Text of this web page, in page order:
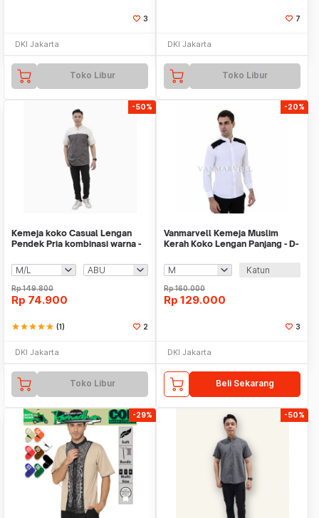
3
DKI Jakarta
Toko Libur
7
DKI Jakarta
Toko Libur
-50%
Kemeja koko Casual Lengan
Pendek Pria kombinasi warna -
Rp149.800
Rp 74.900
starstarstarstarstar (1) 2
DKI Jakarta
Toko Libur
-20%
Vanmarvell Kemeja Muslim
Kerah Koko Lengan Panjang - D-
Katun
Rp160.000
Rp 129.000
3
DKI Jakarta
Beli Sekarang
-29% -50%